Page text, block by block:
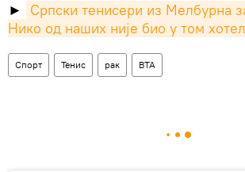
►
Српски тенисери из Мелбурна
Нико од наших није био у том
Спорт Тенис рак ВТА